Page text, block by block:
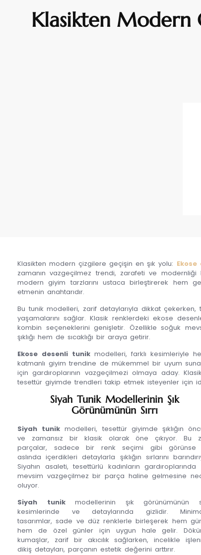
Klasikten Modern
Klasikten modern çizgilere geçişin en şık yolu:
zamanın vazgeçilmez trendi, zarafeti ve
modern giyim tarzlarını ustaca birleştirerek hem
etmenin anahtarıdır.
Bu tunik modelleri, zarif detaylarıyla dikkat çekerken,
yaşamalarını sağlar. Klasik renklerdeki ekose
kombin seçeneklerini genişletir. Özellikle soğuk
şıklığı hem de sıcaklığı bir araya getirir.
Ekose desenli tunik modelleri, farklı kesimleriyle
katmanlı giyim trendine de mükemmel bir uyum
için gardıroplarının vazgeçilmezi olmaya aday.
tesettür giyimde trendleri takip etmek isteyenler için
Siyah Tunik Modellerinin Şık
Görünümünün Sırrı
Siyah tunik modelleri, tesettür giyimde şıklığın
ve zamansız bir klasik olarak öne çıkıyor. Bu
parçalar, sadece bir renk seçimi gibi görünse
aslında içerdikleri detaylarla şıklığın sırlarını
Siyahın asaleti, tesettürlü kadınların gardıroplarında
mevsim vazgeçilmez bir parça haline gelmesine
oluyor.
Siyah tunikmodellerinin şık görünümünün
kesimlerinde ve detaylarında gizlidir.
tasarımlar, sade ve düz renklerle birleşerek hem
hem de özel günler için uygun hale gelir.
kumaşlar, zarif bir akıcılık sağlarken, incelikle
dikiş detayları, parçanın estetik değerini arttırır.